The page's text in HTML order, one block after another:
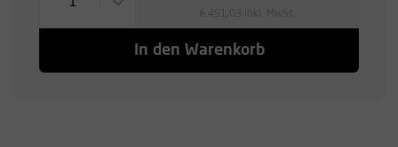
In den Warenkorb